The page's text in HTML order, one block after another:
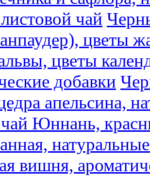
чай
цветы
цветы
добавки
апельсина,
Юннань,
вишня,